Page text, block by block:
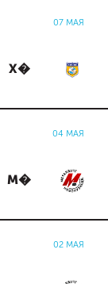
07 МАЯ
Х�
04 МАЯ
М�
02 МАЯ